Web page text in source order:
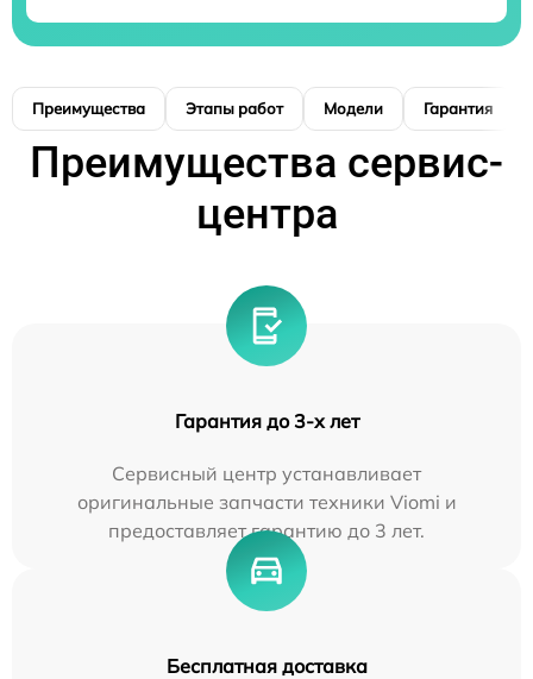
Преимущества Этапы работ Модели Гарантия
Преимущества сервис-
центра
Гарантия до 3-х лет
Сервисный центр устанавливает
оригинальные запчасти техники Viomi и
предоставляет гарантию до 3 лет.
Бесплатная доставка